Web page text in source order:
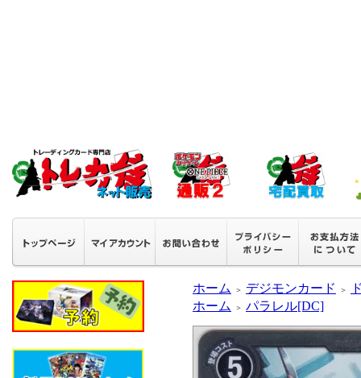
ホーム ＞ デジモンカード ＞
ホーム
＞ パラレル[DC]